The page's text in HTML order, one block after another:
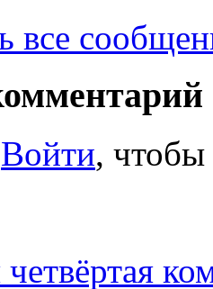
все
Войти, чтобы